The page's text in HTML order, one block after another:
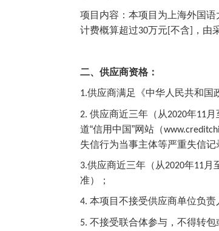
项目内容：本项目为上海外国
计费概算超过30万元 不含 ，由
二、供应商资格：
1.供应商满足《中华人民共和国
2. 供应商近三年（从2020年11
道“信用中国”网站（
失信行为当事主体等严重失信记
3.供应商近三年（从2020年11月
准）；
4. 本项目不接受供应商单位负
5. 不接受联合体参与，不得转包